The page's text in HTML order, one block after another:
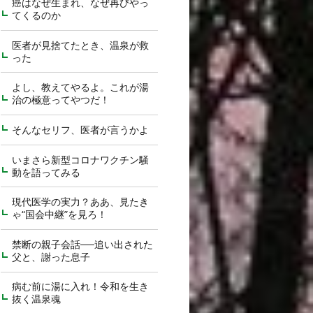
てくるのか
医者が見捨てたとき、温泉が救
った
よし、教えてやるよ。これが湯
治の極意ってやつだ！
そんなセリフ、医者が言うかよ
いまさら新型コロナワクチン騒
動を語ってみる
現代医学の実力？ああ、見たき
ゃ“国会中継”を見ろ！
禁断の親子会話──追い出された
父と、謝った息子
病む前に湯に入れ！令和を生き
抜く温泉魂